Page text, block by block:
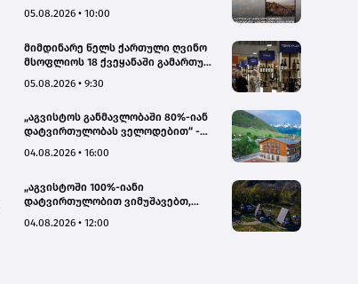
სტატიების ციკლს აქვეყნებს
05.08.2026 • 10:00
მიმდინარე წელს ქართული ღვინო
მსოფლიოს 18 ქვეყანაში გამართულ
წარმოდგენილი
05.08.2026 • 9:30
„აგვისტოს განმავლობაში 80%-იან
დატვირთულობას ველოდებით“ -
04.08.2026 • 16:00
„აგვისტოში 100%-იანი
დატვირთულობით ვიმუშავებთ,
სექტემბერშიც ნარჩუნდება“ - HAERI
04.08.2026 • 12:00